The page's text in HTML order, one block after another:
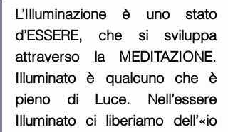
L’Illuminazione è uno stato
d’ESSERE, che si sviluppa
attraverso la MEDITAZIONE.
Illuminato è qualcuno che è
pieno di Luce. Nell’essere
Illuminato ci liberiamo dell’«io